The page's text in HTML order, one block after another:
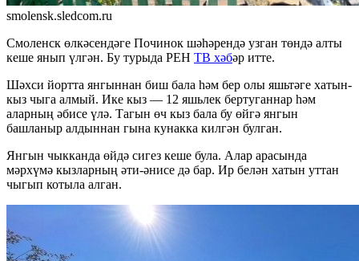
smolensk.sledcom.ru
Смоленск өлкәсендәге Починок шәһәрендә узган төндә алты
кеше янып үлгән. Бу турыда РЕН ТВ хәбәр итте.
Шәхси йортта янгыннан биш бала һәм бер олы яшьтәге хатын-
кыз чыга алмый. Ике кыз — 12 яшьлек бертуганнар һәм
аларның әбисе үлә. Тагын өч кыз бала бу өйгә янгын
башланыр алдыннан гына кунакка килгән булган.
Янгын чыкканда өйдә сигез кеше була. Алар арасында
мәрхүмә кызларның әти-әнисе дә бар. Ир белән хатын уттан
чыгып котыла алган.